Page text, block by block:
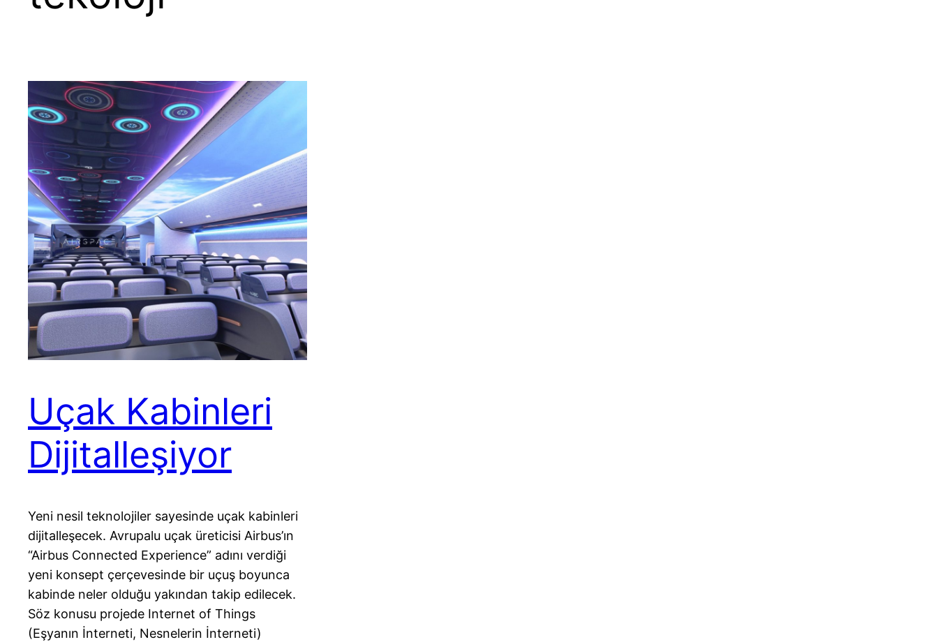
Uçak Kabinleri
Dijitalleşiyor
Yeni nesil teknolojiler sayesinde uçak kabinleri
dijitalleşecek. Avrupalu uçak üreticisi Airbus’ın
“Airbus Connected Experience” adını verdiği
yeni konsept çerçevesinde bir uçuş boyunca
kabinde neler olduğu yakından takip edilecek.
Söz konusu projede Internet of Things
(Eşyanın İnterneti, Nesnelerin İnterneti)